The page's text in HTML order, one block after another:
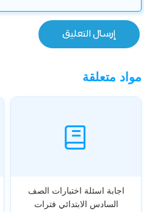
مواد متعلقة
اجابة اسئلة اختبارات الصف
السادس الابتدائي فترات